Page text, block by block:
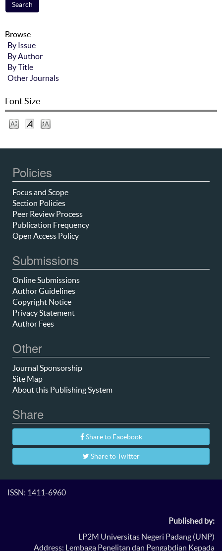
Browse
By Issue
By Author
By Title
Other Journals
Font Size
Policies
Focus and Scope
Section Policies
Peer Review Process
Publication Frequency
Open Access Policy
Submissions
Online Submissions
Author Guidelines
Copyright Notice
Privacy Statement
Author Fees
Other
Journal Sponsorship
Site Map
About this Publishing System
Share
Share to Facebook
Share to Twitter
ISSN: 1411-6960
Published by:
LP2M Universitas Negeri Padang (UNP)
Address: Lembaga Penelitan dan Pengabdian Kepada